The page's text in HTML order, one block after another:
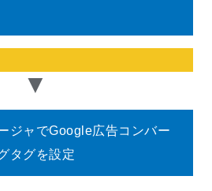
ジャでGoogle広告コンバー
タグを設定